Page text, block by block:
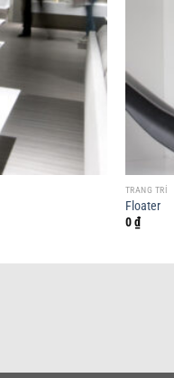
TRANG TRÍ
Floater
0₫